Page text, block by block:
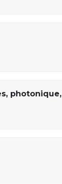
photonique,